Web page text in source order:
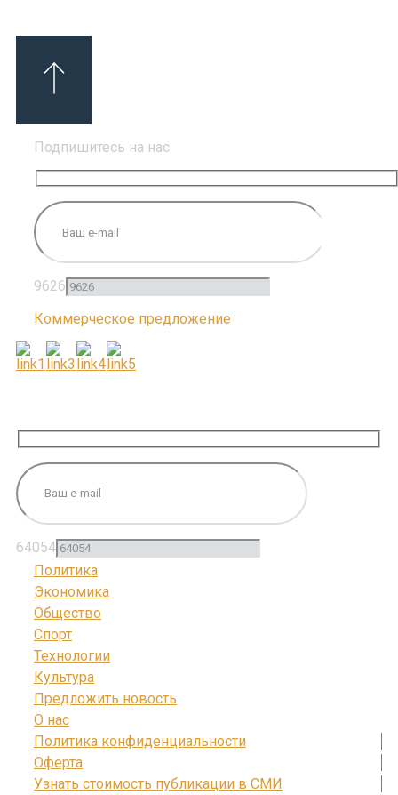
Подпишитесь на нас
9626
Коммерческое предложение
64054
Политика
Экономика
Общество
Спорт
Технологии
Культура
Предложить новость
О нас
Политика конфиденциальности
Оферта
Узнать стоимость публикации в СМИ